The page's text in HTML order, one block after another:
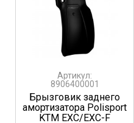
Артикул:
8906400001
Брызговик заднего
амортизатора Polisport
KTM EXC/EXC-F